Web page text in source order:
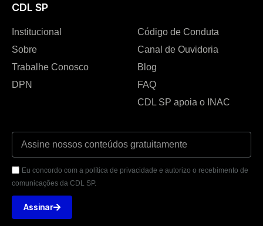
CDL SP
Institucional
Sobre
Trabalhe Conosco
DPN
Código de Conduta
Canal de Ouvidoria
Blog
FAQ
CDL SP apoia o INAC
Eu concordo com a política de privacidade e autorizo o recebimento de
comunicações da CDL SP.
Assinar